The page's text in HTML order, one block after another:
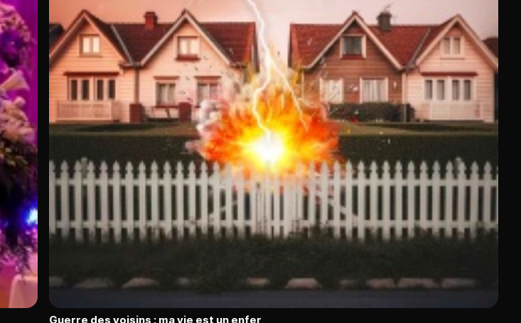
Guerre des voisins : ma vie est un enfer